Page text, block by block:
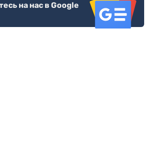
на нас в Google